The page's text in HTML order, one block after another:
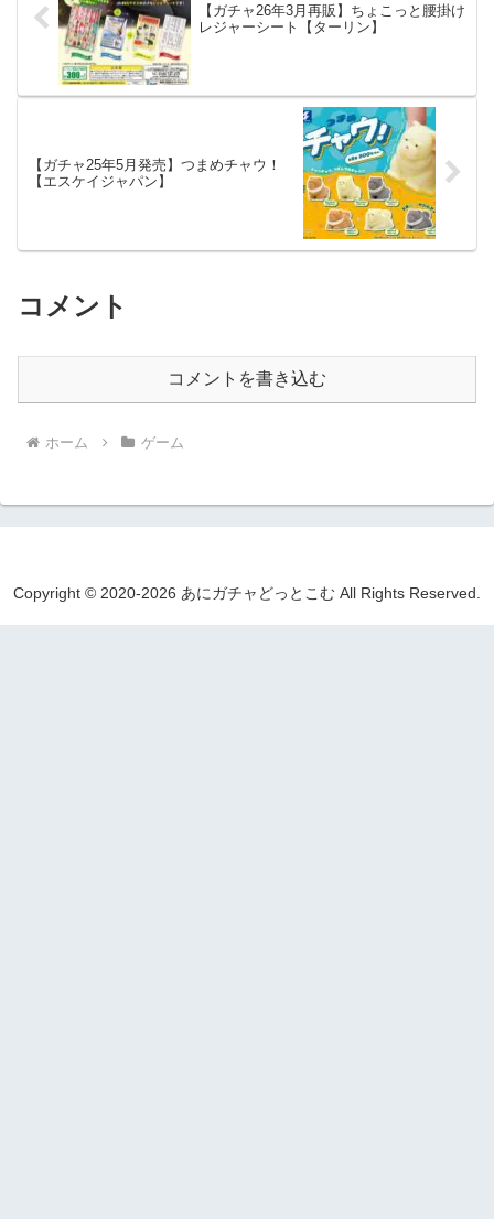
【ガチャ26年3月再販】ちょこっと腰掛け
レジャーシート【ターリン】
【ガチャ25年5月発売】つまめチャウ！
【エスケイジャパン】
コメント
コメントを書き込む
ホーム ゲーム
Copyright © 2020-2026 あにガチャどっとこむ All Rights Reserved.